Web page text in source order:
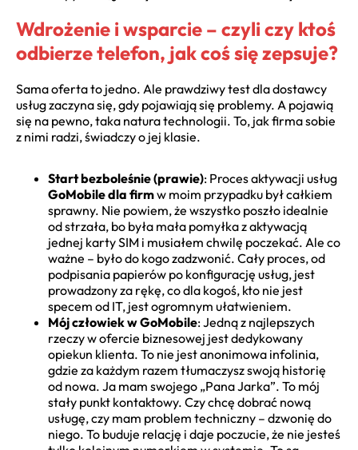
Wdrożenie i wsparcie – czyli czy ktoś
odbierze telefon, jak coś się zepsuje?
Sama oferta to jedno. Ale prawdziwy test dla dostawcy
usług zaczyna się, gdy pojawiają się problemy. A pojawią
się na pewno, taka natura technologii. To, jak firma sobie
z nimi radzi, świadczy o jej klasie.
Start bezboleśnie (prawie): Proces aktywacji usług
GoMobile dla firmw moim przypadku był całkiem
sprawny. Nie powiem, że wszystko poszło idealnie
od strzała, bo była mała pomyłka z aktywacją
jednej karty SIM i musiałem chwilę poczekać. Ale co
ważne – było do kogo zadzwonić. Cały proces, od
podpisania papierów po konfigurację usług, jest
prowadzony za rękę, co dla kogoś, kto nie jest
specem od IT, jest ogromnym ułatwieniem.
Mój człowiek w GoMobile: Jedną z najlepszych
rzeczy w ofercie biznesowej jest dedykowany
opiekun klienta. To nie jest anonimowa infolinia,
gdzie za każdym razem tłumaczysz swoją historię
od nowa. Ja mam swojego „Pana Jarka”. To mój
stały punkt kontaktowy. Czy chcę dobrać nową
usługę, czy mam problem techniczny – dzwonię do
niego. To buduje relację i daje poczucie, że nie jesteś